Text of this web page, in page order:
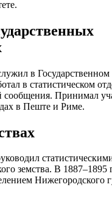
в Государственном
в статистическом
сообщения. Принимал
в Пеште и Риме.
земства. В 1887–1895
Нижегородского